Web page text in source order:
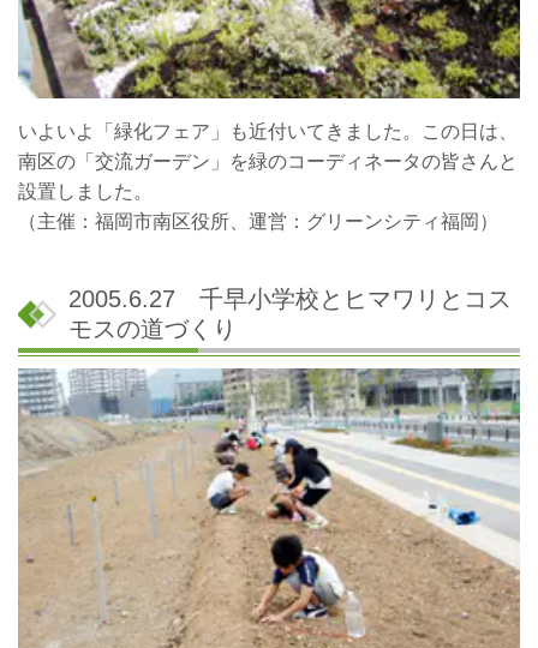
いよいよ「緑化フェア」も近付いてきました。この日は、
南区の「交流ガーデン」を緑のコーディネータの皆さんと
設置しました。
（主催：福岡市南区役所、運営：グリーンシティ福岡）
2005.6.27 千早小学校とヒマワリとコス
モスの道づくり